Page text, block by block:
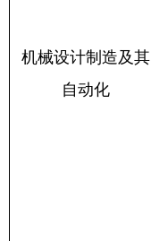
机械设计制造及其
自动化